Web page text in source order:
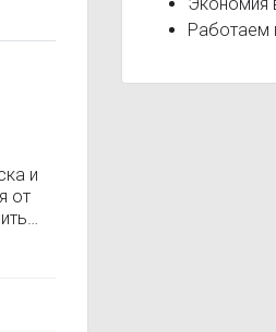
и
от
о
Работаем